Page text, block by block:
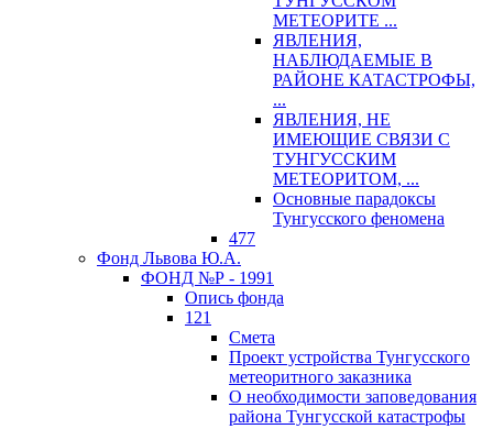
МЕТЕОРИТЕ ...
ЯВЛЕНИЯ,
НАБЛЮДАЕМЫЕ В
РАЙОНЕ КАТАСТРОФЫ,
...
ЯВЛЕНИЯ, НЕ
ИМЕЮЩИЕ СВЯЗИ С
ТУНГУССКИМ
МЕТЕОРИТОМ, ...
Основные парадоксы
Тунгусского феномена
477
Фонд Львова Ю.А.
ФОНД №Р - 1991
Опись фонда
121
Смета
Проект устройства Тунгусского
метеоритного заказника
О необходимости заповедования
района Тунгусской катастрофы